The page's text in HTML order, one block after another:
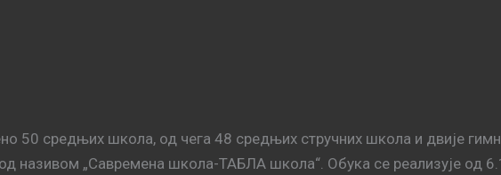
50 средњих школа, од чега 48 средњих стручних школа и двије
називом „Савремена школа-ТАБЛА школа“. Обука се реализује од